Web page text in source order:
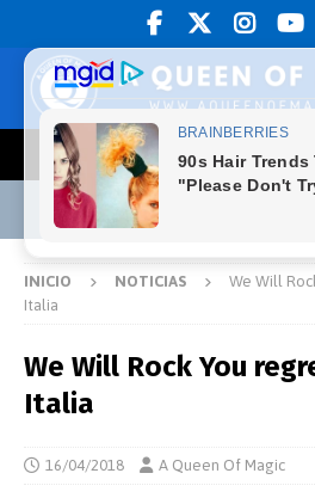
INICIO NOTICIAS
We Will
Italia
We Will Rock You
Italia
16/04/2018 A Queen Of Magic